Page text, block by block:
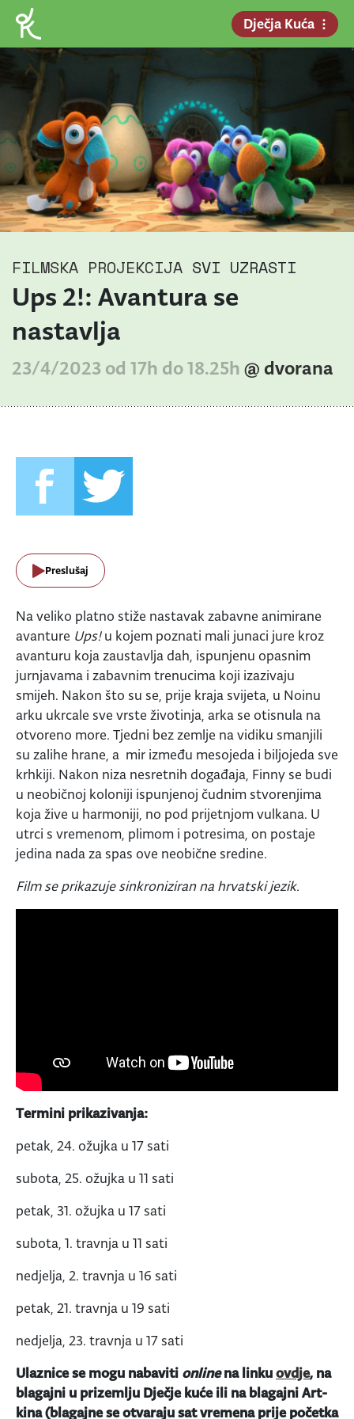
Dječja Kuća
FILMSKA PROJEKCIJA SVI UZRASTI
Ups 2!: Avantura se
nastavlja
23/4/2023 od 17h do 18.25h @ dvorana
Preslušaj
Na veliko platno stiže nastavak zabavne animirane
avanture Ups!u kojem poznati mali junaci jure kroz
avanturu koja zaustavlja dah, ispunjenu opasnim
jurnjavama i zabavnim trenucima koji izazivaju
smijeh. Nakon što su se, prije kraja svijeta, u Noinu
arku ukrcale sve vrste životinja, arka se otisnula na
otvoreno more. Tjedni bez zemlje na vidiku smanjili
su zalihe hrane, a mir između mesojeda i biljojeda sve
krhkiji. Nakon niza nesretnih događaja, Finny se budi
u neobičnoj koloniji ispunjenoj čudnim stvorenjima
koja žive u harmoniji, no pod prijetnjom vulkana. U
utrci s vremenom, plimom i potresima, on postaje
jedina nada za spas ove neobične sredine.
Film se prikazuje sinkroniziran na hrvatski jezik.
Termini prikazivanja:
petak, 24. ožujka u 17 sati
subota, 25. ožujka u 11 sati
petak, 31. ožujka u 17 sati
subota, 1. travnja u 11 sati
nedjelja, 2. travnja u 16 sati
petak, 21. travnja u 19 sati
nedjelja, 23. travnja u 17 sati
Ulaznice se mogu nabaviti onlinena linkuovdje, na
blagajni u prizemlju Dječje kuće ili na blagajni Art-
kina (blagajne se otvaraju sat vremena prije početka